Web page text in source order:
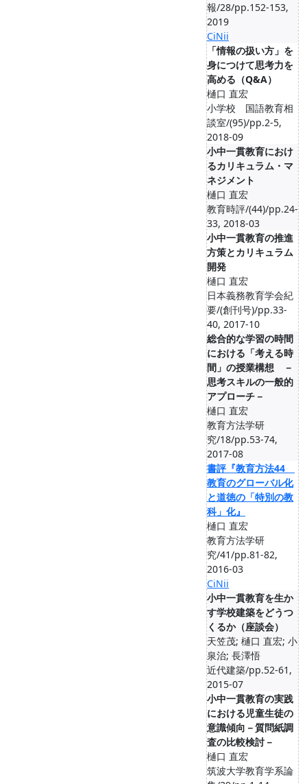
報/28/pp.152-153,
2019
CiNii
「情報の扱い方」を
身につけて思考力を
高める（Q&A）
樋口 直宏
小学校 国語教育相
談室/(95)/pp.2-5,
2018-09
小中一貫教育におけ
るカリキュラム・マ
ネジメント
樋口 直宏
教育時評/(44)/pp.24-
33, 2018-03
小中一貫教育の推進
方策とカリキュラム
開発
樋口 直宏
日本義務教育学会紀
要/(創刊号)/pp.33-
40, 2017-10
総合的な学習の時間
における「考える時
間」の授業構想 －
思考スキルの一般的
アプローチ－
樋口 直宏
教育方法学研
究/18/pp.53-74,
2017-08
書評『教育方法44
教育のグローバル化
と道徳の「特別の教
科」化』
樋口 直宏
教育方法学研
究/41/pp.81-82,
2016-03
CiNii
小中一貫教育を生か
す学校建築をどうつ
くるか（座談会）
天笠茂; 樋口 直宏; 小
泉治; 長澤悟
近代建築/pp.52-61,
2015-07
小中一貫教育の実践
における児童生徒の
意識傾向－質問紙調
査の比較検討－
樋口 直宏
筑波大学教育学系論